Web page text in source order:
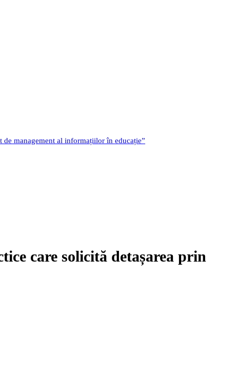
de management al informațiilor în educație”
care solicită detașarea prin